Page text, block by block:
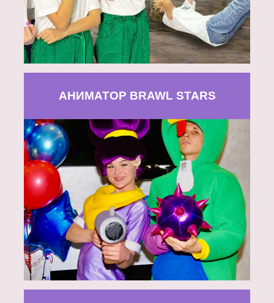
АНИМАТОР BRAWL STARS